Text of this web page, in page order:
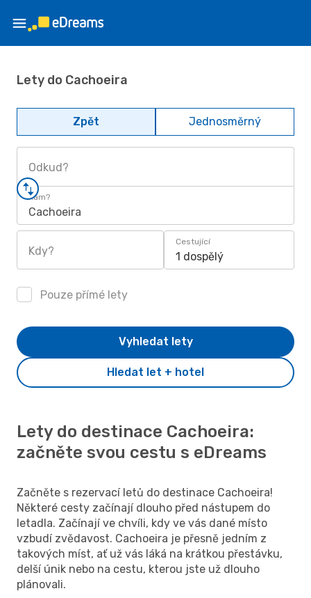
Lety do Cachoeira
Zpět Jednosměrný
Odkud?
Kam?
Cachoeira
Kdy?
Cestující
1 dospělý
Pouze přímé lety
Hledat let + hotel
Vyhledat lety
Lety do destinace Cachoeira:
začněte svou cestu s eDreams
Začněte s rezervací letů do destinace Cachoeira!
Některé cesty začínají dlouho před nástupem do
letadla. Začínají ve chvíli, kdy ve vás dané místo
vzbudí zvědavost. Cachoeira je přesně jedním z
takových míst, ať už vás láká na krátkou přestávku,
delší únik nebo na cestu, kterou jste už dlouho
plánovali.